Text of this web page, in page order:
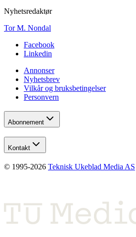
Nyhetsredaktør
Tor M. Nondal
Facebook
Linkedin
Annonser
Nyhetsbrev
Vilkår og bruksbetingelser
Personvern
Abonnement
Kontakt
© 1995-2026 Teknisk Ukeblad Media AS